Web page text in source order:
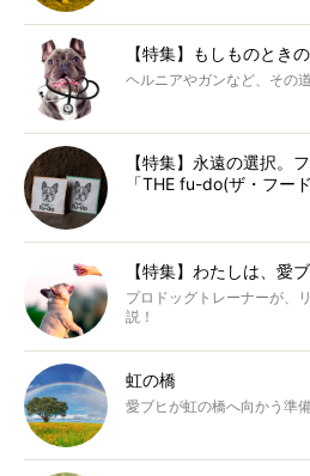
【特集】もしものとき
ヘルニアやガンなど、その
【特集】永遠の選択。
「THE fu-do(ザ・フード
【特集】わたしは、愛
プロドッグトレーナーが、
説！
虹の橋
愛ブヒが虹の橋へ向かう準